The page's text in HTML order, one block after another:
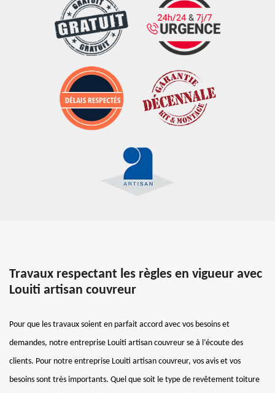
Travaux respectant les règles en vigueur avec
Louiti artisan couvreur
Pour que les travaux soient en parfait accord avec vos besoins et
demandes, notre entreprise Louiti artisan couvreur se à l’écoute des
clients. Pour notre entreprise Louiti artisan couvreur, vos avis et vos
besoins sont très importants. Quel que soit le type de revêtement toiture